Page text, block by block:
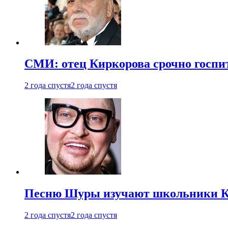
СМИ: отец Киркорова срочно
2 года спустя2 года спустя
Песню Шуры изучают школьники
2 года спустя2 года спустя